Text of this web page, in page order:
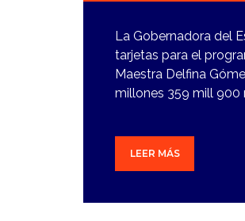
La Gobernadora del
tarjetas para el
Maestra Delfina
millones 359 mill 900
LEER MÁS